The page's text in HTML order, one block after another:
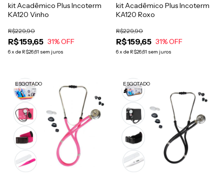
kit Acadêmico Plus Incoterm
KA120 Vinho
R$159,65
R$229,90
31% OFF
6x de R$26,61 sem juros
kit Acadêmico Plus Incoterm
KA120 Roxo
R$159,65
R$229,90
31% OFF
6x de R$26,61 sem juros
ESGOTADO ESGOTADO